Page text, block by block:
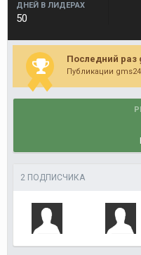
ДНЕЙ В ЛИДЕРАХ
50
Последний раз
Публикации
2 ПОДПИСЧИКА